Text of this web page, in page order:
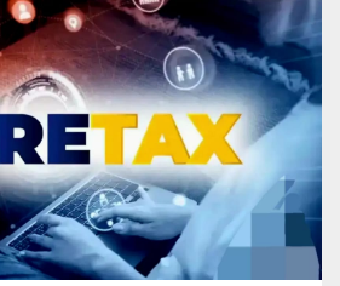
R
I
R
a
i
b
R
a
t
u
s
a
n